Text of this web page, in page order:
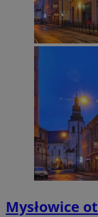
Mysłowice